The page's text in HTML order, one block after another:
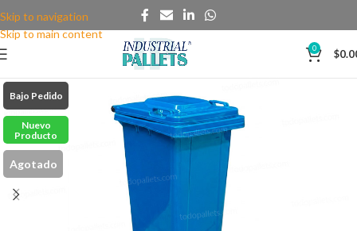
Skip to navigation
Skip to main content
0 $
Bajo Pedido
Nuevo
Producto
Agotado